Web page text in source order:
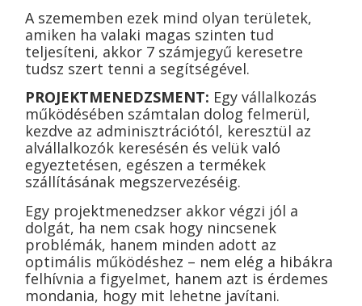
A szememben ezek mind olyan területek,
amiken ha valaki magas szinten tud
teljesíteni, akkor 7 számjegyű keresetre
tudsz szert tenni a segítségével.
PROJEKTMENEDZSMENT: Egy vállalkozás
működésében számtalan dolog felmerül,
kezdve az adminisztrációtól, keresztül az
alvállalkozók keresésén és velük való
egyeztetésen, egészen a termékek
szállításának megszervezéséig.
Egy projektmenedzser akkor végzi jól a
dolgát, ha nem csak hogy nincsenek
problémák, hanem minden adott az
optimális működéshez – nem elég a hibákra
felhívnia a figyelmet, hanem azt is érdemes
mondania, hogy mit lehetne javítani.